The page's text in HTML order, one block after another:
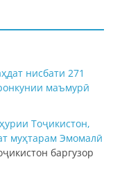
нисбати 271
маъмурӣ
Тоҷикистон,
муҳтарам Эмомалӣ
баргузор